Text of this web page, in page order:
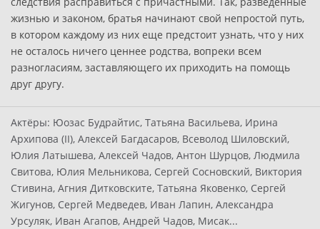
жизнью и законом, братья начинают свой непростой путь,
в котором каждому из них еще предстоит узнать, что у них
не осталось ничего ценнее родства, вопреки всем
разногласиям, заставляющего их приходить на помощь
друг другу.
Актёры: Юозас Будрайтис, Татьяна Васильева, Ирина
Архипова (II), Алексей Багдасаров, Всеволод Шиловский,
Юлия Латышева, Алексей Чадов, Антон Шурцов, Людмила
Свитова, Юлия Мельникова, Сергей Сосновский, Виктория
Стивина, Агния Дитковските, Татьяна Яковенко, Сергей
Жигунов, Сергей Медведев, Иван Лапин, Александра
Урсуляк, Иван Агапов, Андрей Чадов, Мисак...